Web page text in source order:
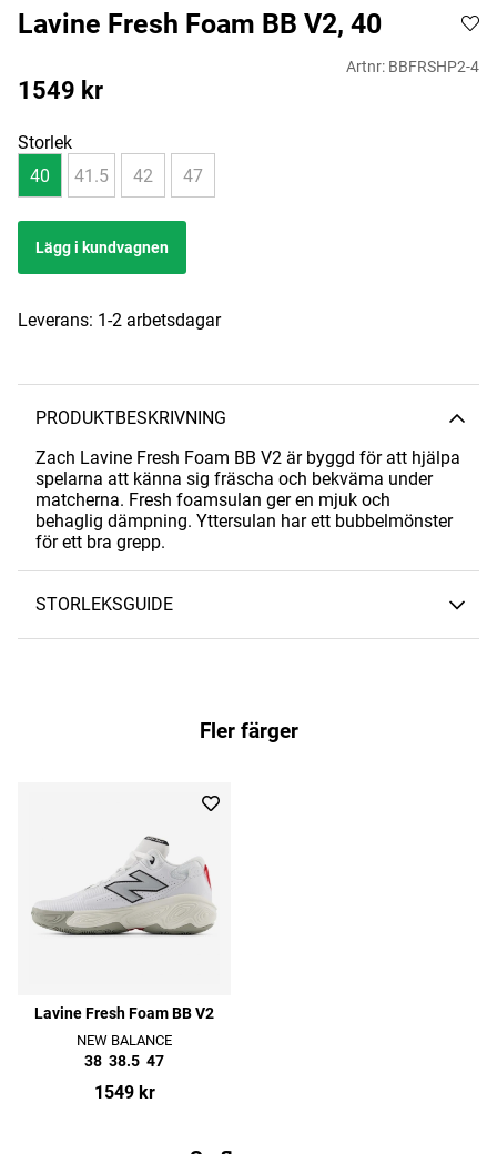
Lavine Fresh Foam BB V2, 40
Artnr: BBFRSHP2-4
1549 kr
Storlek
40
41.5 42 47
Lägg i kundvagnen
Leverans: 1-2 arbetsdagar
PRODUKTBESKRIVNING
Zach Lavine Fresh Foam BB V2 är byggd för att hjälpa
spelarna att känna sig fräscha och bekväma under
matcherna. Fresh foamsulan ger en mjuk och
behaglig dämpning. Yttersulan har ett bubbelmönster
för ett bra grepp.
STORLEKSGUIDE
Fler färger
Lavine Fresh Foam BB V2
NEW BALANCE
38 38.5 47
1549 kr